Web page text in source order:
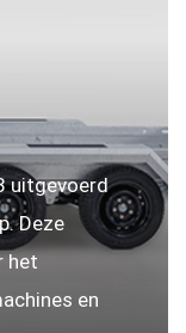
uitgevoerd
Deze
het
en